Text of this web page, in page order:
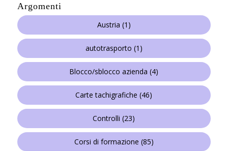
Argomenti
Austria (1)
autotrasporto (1)
Blocco/sblocco azienda (4)
Carte tachigrafiche (46)
Controlli (23)
Corsi di formazione (85)